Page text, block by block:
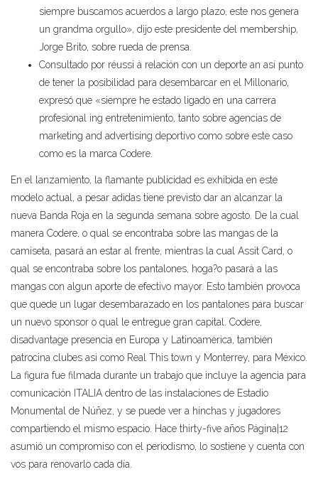
siempre buscamos acuerdos a largo plazo, este nos genera
un grandma orgullo», dijo este presidente del membership,
Jorge Brito, sobre rueda de prensa.
Consultado por réussi à relación con un deporte an así punto
de tener la posibilidad para desembarcar en el Millonario,
expresó que «siempre he estado ligado en una carrera
profesional ing entretenimiento, tanto sobre agencias de
marketing and advertising deportivo como sobre este caso
como es la marca Codere.
En el lanzamiento, la flamante publicidad es exhibida en este
modelo actual, a pesar adidas tiene previsto dar an alcanzar la
nueva Banda Roja en la segunda semana sobre agosto. De la cual
manera Codere, o qual se encontraba sobre las mangas de la
camiseta, pasará an estar al frente, mientras la cual Assit Card, o
qual se encontraba sobre los pantalones, hoga?o pasará a las
mangas con algun aporte de efectivo mayor. Esto también provoca
que quede un lugar desembarazado en los pantalones para buscar
un nuevo sponsor o qual le entregue gran capital. Codere,
disadvantage presencia en Europa y Latinoamérica, también
patrocina clubes asi como Real This town y Monterrey, para México.
La figura fue filmada durante un trabajo que incluye la agencia para
comunicación ITALIA dentro de las instalaciones de Estadio
Monumental de Núñez, y se puede ver a hinchas y jugadores
compartiendo el mismo espacio. Hace thirty-five años Página|12
asumió un compromiso con el periodismo, lo sostiene y cuenta con
vos para renovarlo cada día.